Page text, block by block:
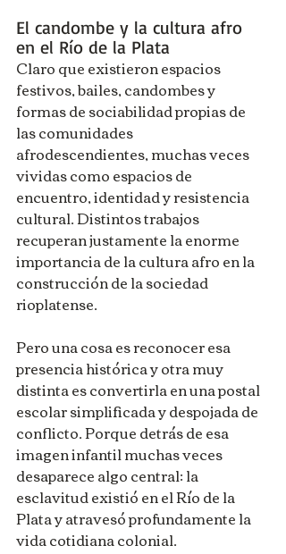
El candombe y la cultura afro
en el Río de la Plata
Claro que existieron espacios
festivos, bailes, candombes y
formas de sociabilidad propias de
las comunidades
afrodescendientes, muchas veces
vividas como espacios de
encuentro, identidad y resistencia
cultural. Distintos trabajos
recuperan justamente la enorme
importancia de la cultura afro en la
construcción de la sociedad
rioplatense.
Pero una cosa es reconocer esa
presencia histórica y otra muy
distinta es convertirla en una postal
escolar simplificada y despojada de
conflicto. Porque detrás de esa
imagen infantil muchas veces
desaparece algo central: la
esclavitud existió en el Río de la
Plata y atravesó profundamente la
vida cotidiana colonial.